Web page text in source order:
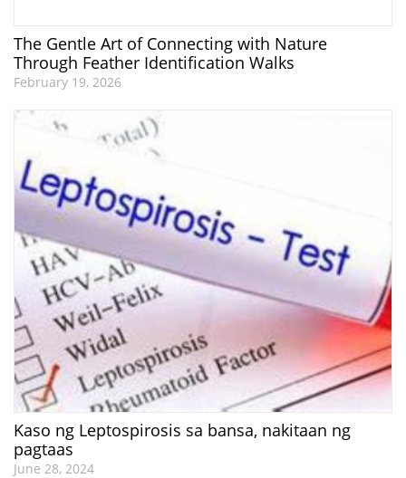
The Gentle Art of Connecting with Nature
Through Feather Identification Walks
February 19, 2026
Kaso ng Leptospirosis sa bansa, nakitaan ng
pagtaas
June 28, 2024